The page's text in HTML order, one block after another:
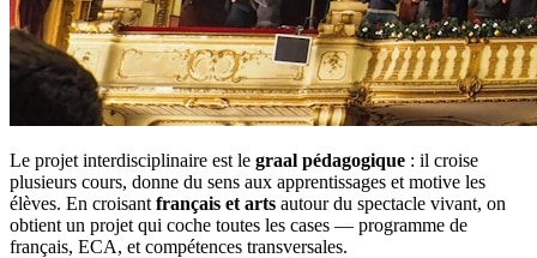
Le projet interdisciplinaire est le graal pédagogique : il croise
plusieurs cours, donne du sens aux apprentissages et motive les
élèves. En croisant français et arts autour du spectacle vivant, on
obtient un projet qui coche toutes les cases — programme de
français, ECA, et compétences transversales.